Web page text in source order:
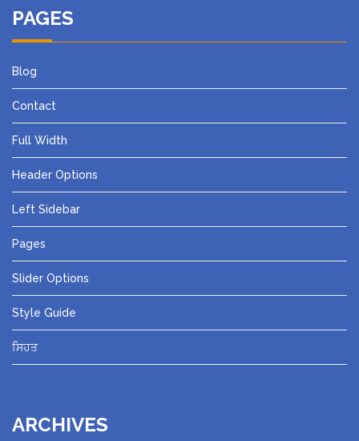
PAGES
Blog
Contact
Full Width
Header Options
Left Sidebar
Pages
Slider Options
Style Guide
ਸਿਹਤ
ARCHIVES